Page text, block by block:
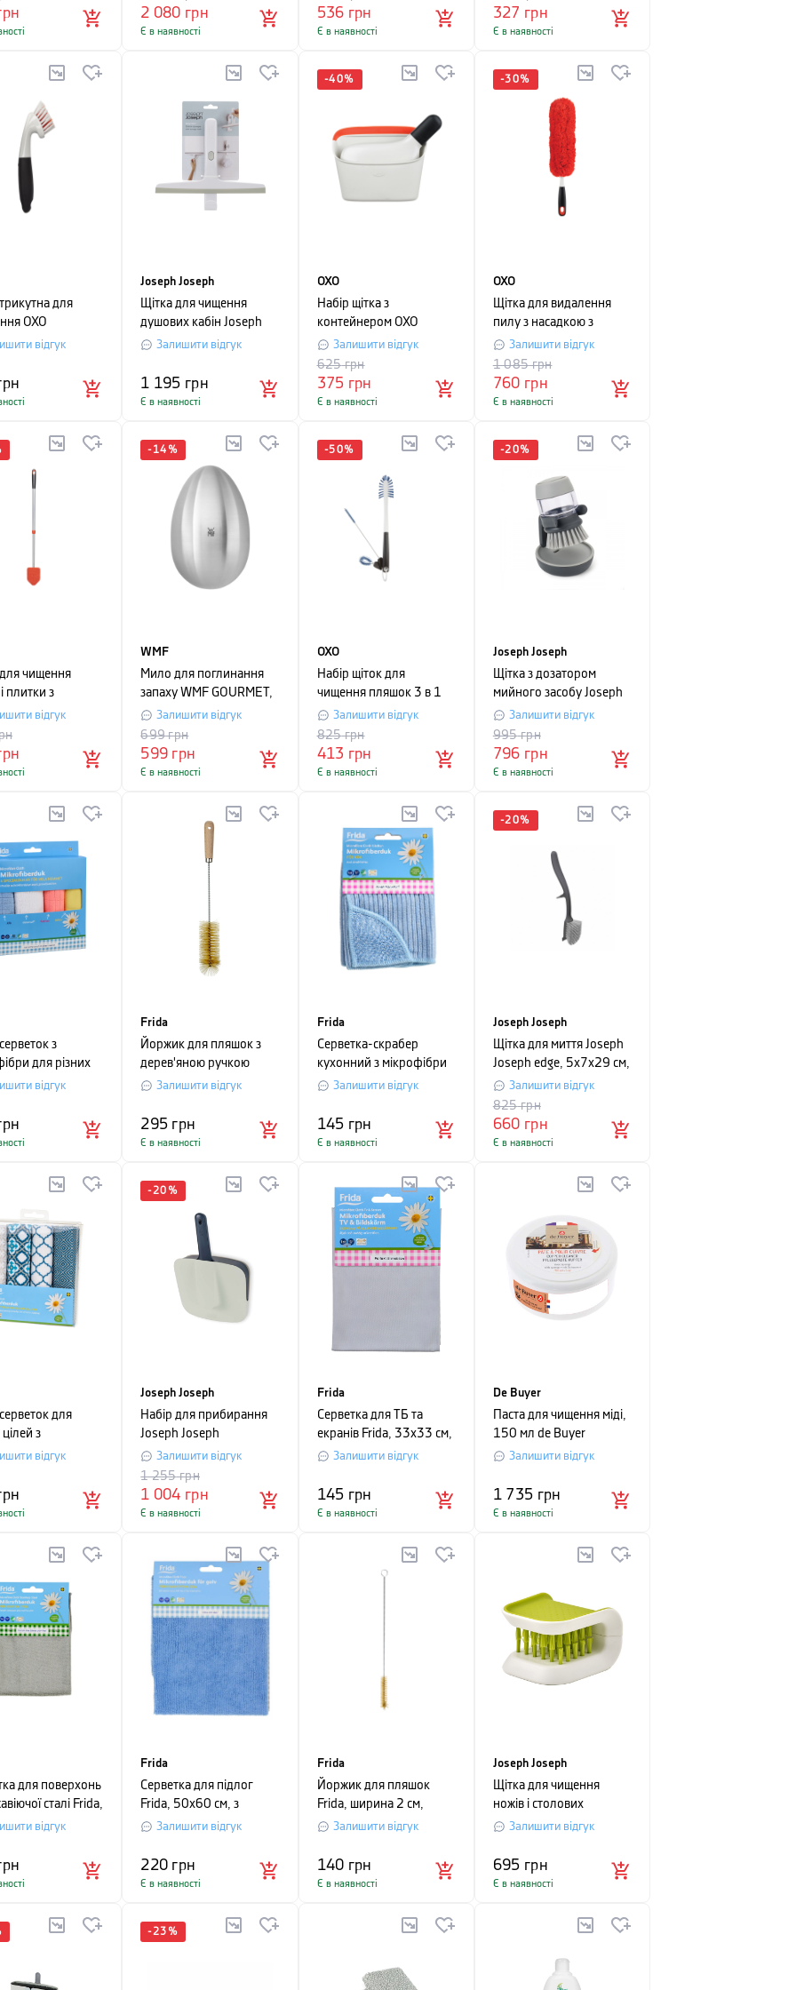
2 080 грн
Є в наявності
536 грн
Є в наявності
червоним
327 грн
Є в наявності
для
OXO
6х4х26 см,
відгук
Joseph Joseph
Щітка для чищення
душових кабін Joseph
Joseph EASYSTORE,
Залишити відгук
1 195 грн
Є в наявності
-40%
OXO
Набір щітка з
контейнером OXO
CLEANING, 4х19х14 см,
білий, 2 предмети
Залишити відгук
375 грн
625грн
Є в наявності
-30%
OXO
Щітка для видалення
пилу з насадкою з
мікрофібри OXO
CLEANING, 2х10х46 см,
червоний
Залишити відгук
760 грн
1 085грн
Є в наявності
чищення
плитки з
ручкою
відгук
-14 %
WMF
Мило для поглинання
запаху WMF GOURMET,
метал, сріблястий
Залишити відгук
599 грн
699грн
Є в наявності
-50%
OXO
Набір щіток для
чищення пляшок 3 в 1
OXO CLEANING,
5х11х44 см, чорний, 3
предмети
Залишити відгук
413 грн
825грн
Є в наявності
-20%
Joseph Joseph
Щітка з дозатором
мийного засобу Joseph
Joseph palm scrub,
8,8х13,5х9,5 см, сірий
Залишити відгук
796 грн
995грн
Є в наявності
з
для різних
33х33 см,
відгук
Frida
Йоржик для пляшок з
дерев'яною ручкою
Frida, бежевий
Залишити відгук
295 грн
Є в наявності
Frida
Серветка-скрабер
кухонний з мікрофібри
Frida, блакитний
Залишити відгук
145 грн
Є в наявності
-20%
Joseph Joseph
Щітка для миття Joseph
Joseph edge, 5х7х29 см,
сірийЗалишити відгук
660 грн
825грн
Є в наявності
для
цілей з
Frida,
відгук
-20 %
Joseph Joseph
Набір для прибирання
Joseph Joseph
CLEANSTORE, 34x22,
3x11, 7 см, синій
Залишити відгук
1 004 грн
1 255грн
Є в наявності
Frida
Серветка для ТБ та
екранів Frida, 33х33 см,
80% поліестер, 20%
Залишити відгук
145 грн
Є в наявності
De Buyer
Паста для чищення міді,
150 мл de Buyer
Utensils
Залишити відгук
1 735 грн
Є в наявності
для поверхонь
сталі Frida,
сірий
відгук
Frida
Серветка для підлог
Frida, 50х60 см, з
мікрофібри (12017)
Залишити відгук
220 грн
Є в наявності
Frida
Йоржик для пляшок
Frida, ширина 2 см,
сріблястий
Залишити відгук
140 грн
Є в наявності
Joseph Joseph
Щітка для чищення
ножів і столових
приборів Joseph Joseph,
Залишити відгук
695 грн
Є в наявності
-23 %